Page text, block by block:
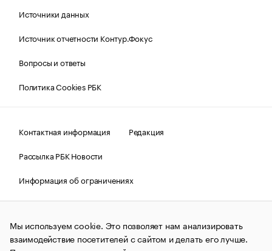
Источники данных
Источник отчетности Контур.Фокус
Вопросы и ответы
Политика Cookies РБК
Контактная информация
Редакция
Рассылка РБК Новости
Информация об ограничениях
Правовая информация
О соблюдении авторских прав
© АО «РОСБИЗНЕСКОНСАЛТИНГ»,1995–2026.Сообщения
и материалы информационного агентства «РБК»
(зарегистрировано Федеральной службой по надзору в сфере
Мы используем cookie. Это позволяет нам анализировать
взаимодействие посетителей с сайтом и делать его лучше.